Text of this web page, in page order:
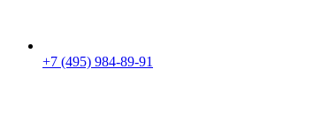
+7 (495) 984-89-91